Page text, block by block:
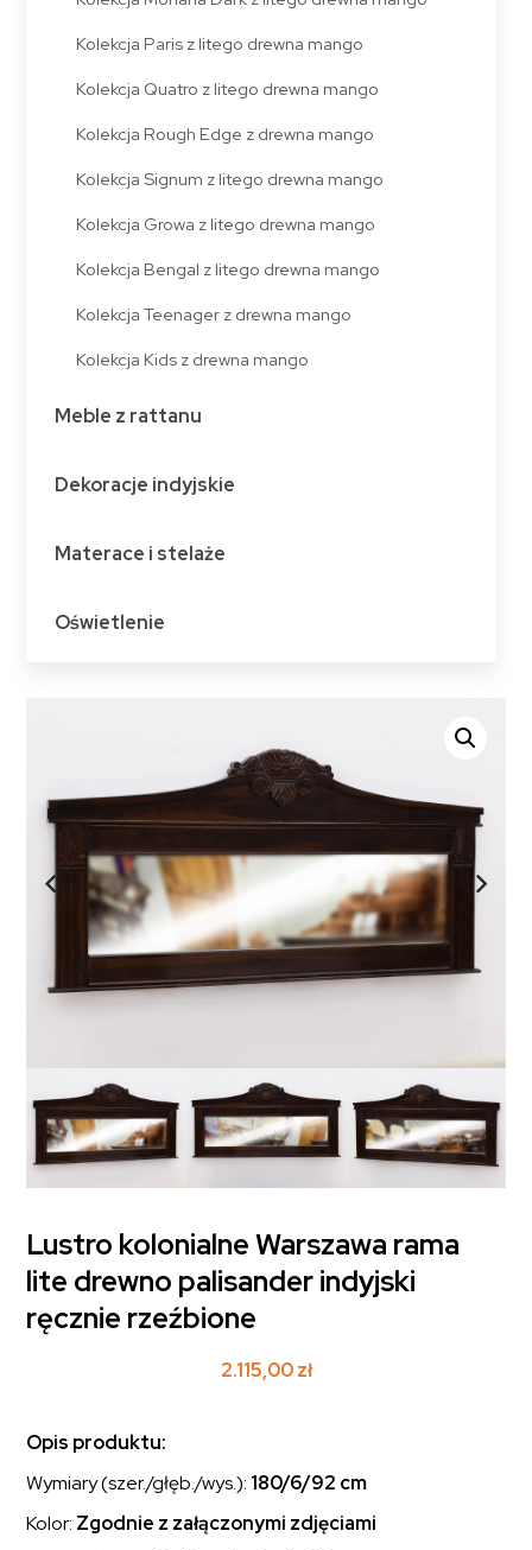
Kolekcja Paris z litego drewna mango
Kolekcja Quatro z litego drewna mango
Kolekcja Rough Edge z drewna mango
Kolekcja Signum z litego drewna mango
Kolekcja Growa z litego drewna mango
Kolekcja Bengal z litego drewna mango
Kolekcja Teenager z drewna mango
Kolekcja Kids z drewna mango
Meble z rattanu
Dekoracje indyjskie
Materace i stelaże
Oświetlenie
Lustro kolonialne Warszawa rama
lite drewno palisander indyjski
ręcznie rzeźbione
2.115,00zł
Opis produktu:
Wymiary (szer./głęb./wys.): 180/6/92 cm
Kolor: Zgodnie z załączonymi zdjęciami